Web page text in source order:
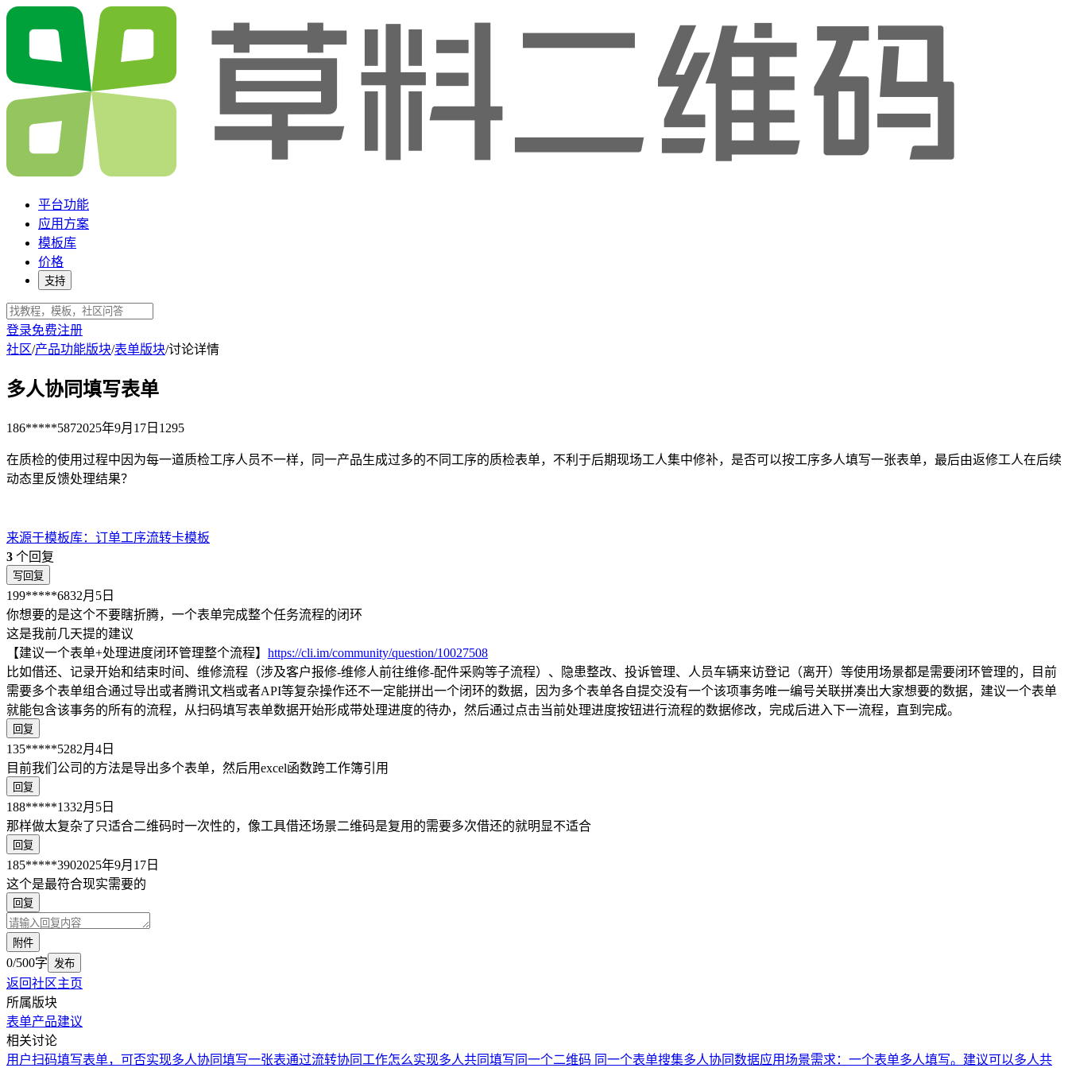
平台功能
应用方案
模板库
价格
支持
登录免费注册
社区/产品功能版块/表单版块/讨论详情
多人协同填写表单
186*****5872025年9月17日 1295
在质检的使用过程中因为每一道质检工序人员不一样，同一产品生成过多的不同工序的质检表单，不利于后期现场工人集中修补，是否可以按工序多人填写一张表单，最后由返修工人在后续
动态里反馈处理结果？
来源于模板库： 订单工序流转卡模板
3 个回复
写回复
199*****6832月5日
你想要的是这个不要瞎折腾，一个表单完成整个任务流程的闭环
这是我前几天提的建议
【建议一个表单+处理进度闭环管理整个流程】 https://cli.im/community/question/10027508
比如借还、记录开始和结束时间、维修流程（涉及客户报修-维修人前往维修-配件采购等子流程）、隐患整改、投诉管理、人员车辆来访登记（离开）等使用场景都是需要闭环管理的，目前
需要多个表单组合通过导出或者腾讯文档或者API等复杂操作还不一定能拼出一个闭环的数据，因为多个表单各自提交没有一个该项事务唯一编号关联拼凑出大家想要的数据，建议一个表单
就能包含该事务的所有的流程，从扫码填写表单数据开始形成带处理进度的待办，然后通过点击当前处理进度按钮进行流程的数据修改，完成后进入下一流程，直到完成。
回复
135*****5282月4日
目前我们公司的方法是导出多个表单，然后用excel函数跨工作簿引用
回复
188*****1332月5日
那样做太复杂了只适合二维码时一次性的，像工具借还场景二维码是复用的需要多次借还的就明显不适合
回复
185*****3902025年9月17日
这个是最符合现实需要的
回复
附件
0/500字 发布
返回社区主页
所属版块
表单产品建议
相关讨论
用户扫码填写表单，可否实现多人协同填写一张表通过流转协同工作怎么实现多人共同填写 同一个二维码 同一个表单搜集多人协同数据应用场景需求：一个表单多人填写。 建议可以多人共